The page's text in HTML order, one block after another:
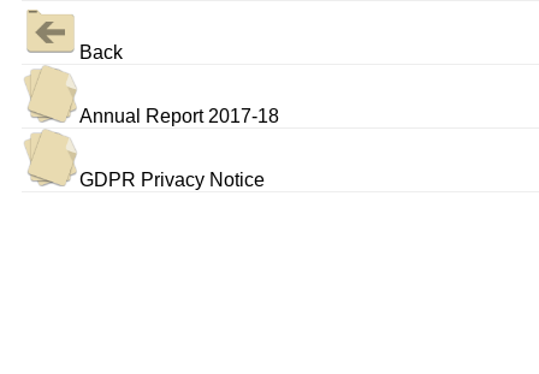
Back
Annual Report 2017-18
GDPR Privacy Notice